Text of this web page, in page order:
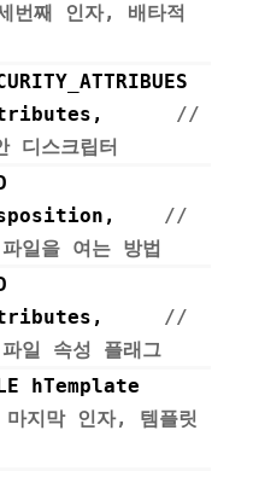
번째 인자, 배타적
//
디스크립터
//
일을 여는 방법
//
일 속성 플래그
hTemplate
지막 인자, 템플릿